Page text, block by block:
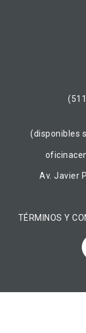
(disponibles
Av. Javier
TÉRMINOS Y